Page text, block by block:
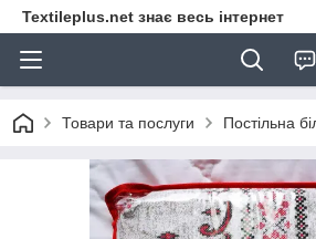
Textileplus.net знає весь інтернет
Товари та послуги Постільна